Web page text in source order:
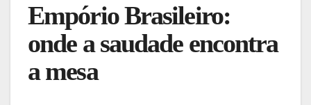
Empório Brasileiro:
onde a saudade encontra
a mesa